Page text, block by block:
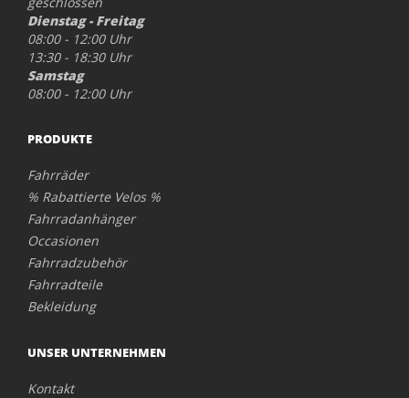
Dienstag - Freitag
08:00 - 12:00 Uhr
13:30 - 18:30 Uhr
Samstag
08:00 - 12:00 Uhr
PRODUKTE
Fahrräder
% Rabattierte Velos %
Fahrradanhänger
Occasionen
Fahrradzubehör
Fahrradteile
Bekleidung
UNSER UNTERNEHMEN
Kontakt